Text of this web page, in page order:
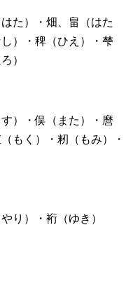
た）・畑、畠（はた
）・稗（ひえ）・梺
）
）・俣（また）・麿
もく）・籾（もみ）・
り）・裄（ゆき）